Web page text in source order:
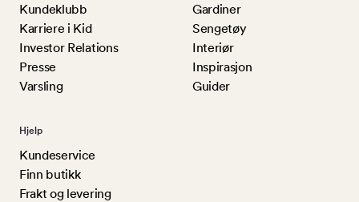
Kundeklubb
Karriere i Kid
Investor Relations
Presse
Varsling
Gardiner
Sengetøy
Interiør
Inspirasjon
Guider
Hjelp
Kundeservice
Finn butikk
Frakt og levering